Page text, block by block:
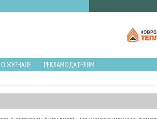
О ЖУРНАЛЕ
РЕКЛАМОДАТЕЛЯМ